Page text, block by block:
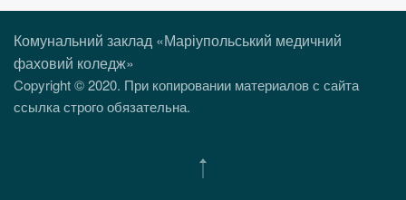
Комунальний заклад «Маріупольський медичний
фаховий коледж»
Copyright © 2020. При копировании материалов с сайта
ссылка строго обязательна.